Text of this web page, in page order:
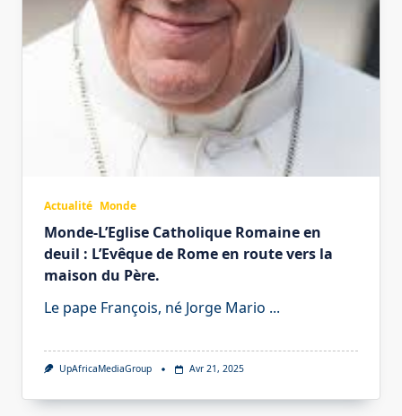
Actualité Monde
Monde-L’Eglise Catholique Romaine en
deuil : L’Evêque de Rome en route vers la
maison du Père.
Le pape François, né Jorge Mario ...
UpAfricaMediaGroup Avr 21, 2025